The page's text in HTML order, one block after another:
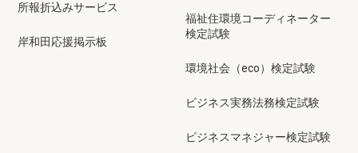
所報折込みサービス
岸和田応援掲示板
福祉住環境コーディネーター
検定試験
環境社会（eco）検定試験
ビジネス実務法務検定試験
ビジネスマネジャー検定試験